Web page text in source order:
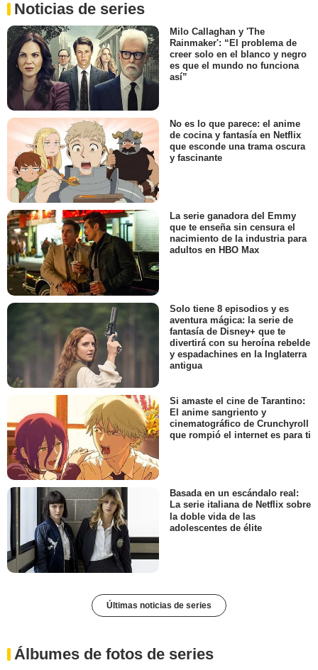
Noticias de series
Milo Callaghan y 'The
Rainmaker': “El problema de
creer solo en el blanco y negro
es que el mundo no funciona
así”
No es lo que parece: el anime
de cocina y fantasía en Netflix
que esconde una trama oscura
y fascinante
La serie ganadora del Emmy
que te enseña sin censura el
nacimiento de la industria para
adultos en HBO Max
Solo tiene 8 episodios y es
aventura mágica: la serie de
fantasía de Disney+ que te
divertirá con su heroína rebelde
y espadachines en la Inglaterra
antigua
Si amaste el cine de Tarantino:
El anime sangriento y
cinematográfico de Crunchyroll
que rompió el internet es para ti
Basada en un escándalo real:
La serie italiana de Netflix sobre
la doble vida de las
adolescentes de élite
Últimas noticias de series
Álbumes de fotos de series